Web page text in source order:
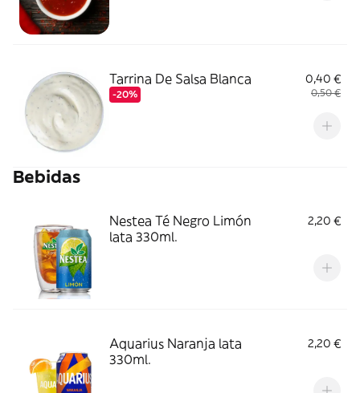
Tarrina De Salsa Blanca
-20%
0,40 €
0,50 €
Bebidas
Nestea Té Negro Limón
lata 330ml.
2,20 €
Aquarius Naranja lata
330ml.
2,20 €